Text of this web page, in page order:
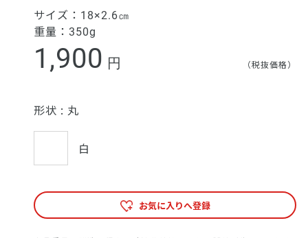
サイズ： 18×2.6㎝
重量： 350g
1,900 円 （税抜価格）
形状 : 丸
白
お気に入りへ登録